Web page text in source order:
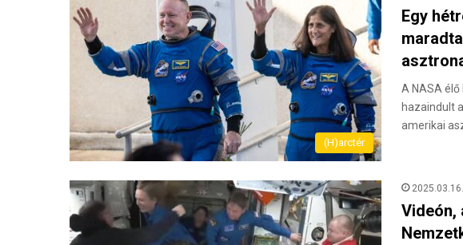
(H)arctér
Egy
A NASA
hazaindult
amerikai
2025.03.16.
Videón,